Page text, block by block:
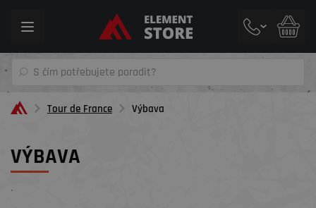
Toggle
Tour de France Výbava
VÝBAVA
´